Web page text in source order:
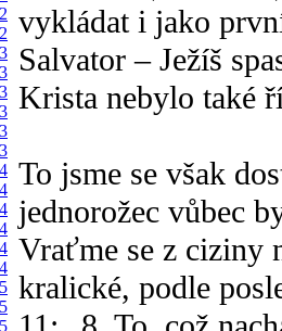
vykládat i jako
Salvator – Ježíš
Krista nebylo také
To jsme se však
jednorožec vůbec
Vraťme se z ciziny
kralické, podle